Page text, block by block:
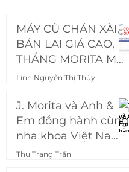
MÁY CŨ CHÁN XÀI,
BÁN LẠI GIÁ CAO,
THẮNG MORITA MƠ
ƯỚC
Linh Nguyễn Thị Thùy
J. Morita và Anh &
Em đồng hành cùng
nha khoa Việt Nam:
Ra mắt chương
Thu Trang Trần